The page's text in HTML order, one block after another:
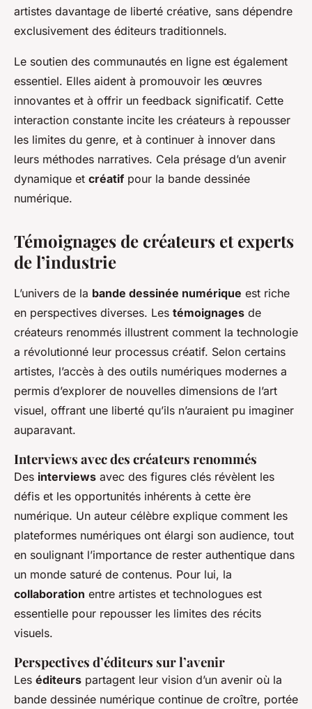
artistes davantage de liberté créative, sans dépendre
exclusivement des éditeurs traditionnels.
Le soutien des communautés en ligne est également
essentiel. Elles aident à promouvoir les œuvres
innovantes et à offrir un feedback significatif. Cette
interaction constante incite les créateurs à repousser
les limites du genre, et à continuer à innover dans
leurs méthodes narratives. Cela présage d’un avenir
dynamique et créatif pour la bande dessinée
numérique.
Témoignages de créateurs et experts
de l’industrie
L’univers de la bande dessinée numérique est riche
en perspectives diverses. Les témoignages de
créateurs renommés illustrent comment la technologie
a révolutionné leur processus créatif. Selon certains
artistes, l’accès à des outils numériques modernes a
permis d’explorer de nouvelles dimensions de l’art
visuel, offrant une liberté qu’ils n’auraient pu imaginer
auparavant.
Interviews avec des créateurs renommés
Des interviews avec des figures clés révèlent les
défis et les opportunités inhérents à cette ère
numérique. Un auteur célèbre explique comment les
plateformes numériques ont élargi son audience, tout
en soulignant l’importance de rester authentique dans
un monde saturé de contenus. Pour lui, la
collaboration entre artistes et technologues est
essentielle pour repousser les limites des récits
visuels.
Perspectives d’éditeurs sur l’avenir
Les éditeurs partagent leur vision d’un avenir où la
bande dessinée numérique continue de croître, portée